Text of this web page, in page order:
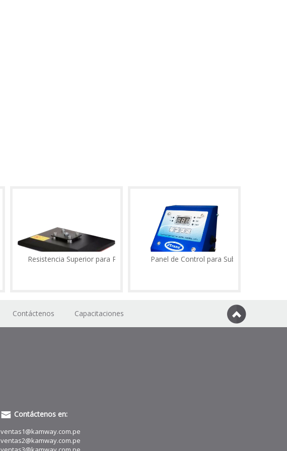
Resistencia Superior para Plancha Panel de Control para Sublimadora
Contáctenos Capacitaciones
Contáctenos en:
ventas1@kamway.com.pe
ventas2@kamway.com.pe